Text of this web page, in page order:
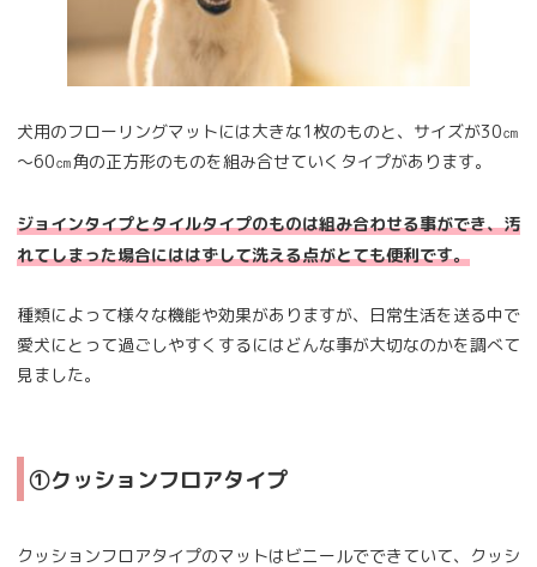
犬用のフローリングマットには大きな1枚のものと、サイズが30㎝
～60㎝角の正方形のものを組み合せていくタイプがあります。
ジョインタイプとタイルタイプのものは組み合わせる事ができ、汚
れてしまった場合にははずして洗える点がとても便利です。
種類によって様々な機能や効果がありますが、日常生活を送る中で
愛犬にとって過ごしやすくするにはどんな事が大切なのかを調べて
見ました。
①クッションフロアタイプ
クッションフロアタイプのマットはビニールでできていて、クッシ